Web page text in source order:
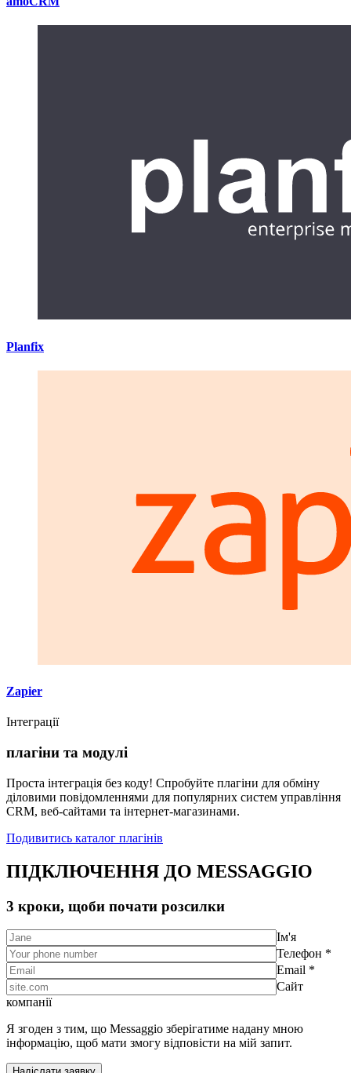
Planfix
Zapier
Інтеграції
плагіни та модулі
Проста інтеграція без коду! Спробуйте плагіни для обміну
діловими повідомленнями для популярних систем управління
CRM, веб-сайтами та інтернет-магазинами.
Подивитись каталог плагінів
ПІДКЛЮЧЕННЯ ДО MESSAGGIO
3 кроки, щоби почати розсилки
Ім'я
Телефон *
Email *
Сайт
компанії
Я згоден з тим, що Messaggio зберігатиме надану мною
інформацію, щоб мати змогу відповісти на мій запит.